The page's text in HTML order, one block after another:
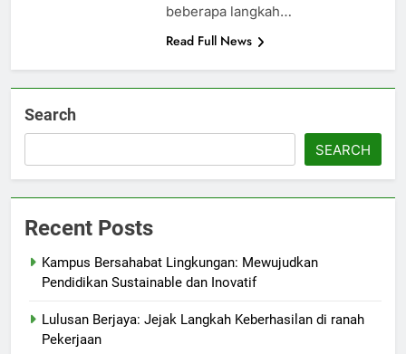
beberapa langkah…
Read Full News
Search
SEARCH
Recent Posts
Kampus Bersahabat Lingkungan: Mewujudkan
Pendidikan Sustainable dan Inovatif
Lulusan Berjaya: Jejak Langkah Keberhasilan di ranah
Pekerjaan